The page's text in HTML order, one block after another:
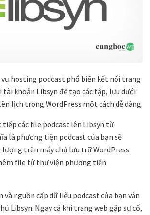
hosting podcast phổ biến kết nối trang
tài khoản Libsyn để tạo các tập, lưu dưới
lịch trong WordPress một cách dễ dàng.
tiếp các file podcast lên Libsyn từ
là phương tiện podcast của bạn sẽ
lượng trên máy chủ lưu trữ WordPress.
file từ thư viện phương tiện
nguồn cấp dữ liệu podcast của bạn vẫn
Libsyn. Ngay cả khi trang web gặp sự cố,